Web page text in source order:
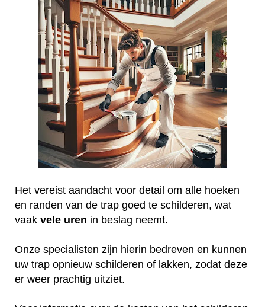
Het vereist aandacht voor detail om alle hoeken
en randen van de trap goed te schilderen, wat
vaak vele uren in beslag neemt.
Onze specialisten zijn hierin bedreven en kunnen
uw trap opnieuw schilderen of lakken, zodat deze
er weer prachtig uitziet.